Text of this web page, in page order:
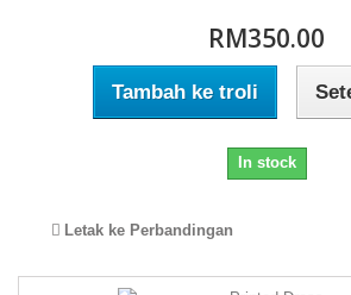
RM350.00
Tambah ke troli
In stock
Letak ke Perbandingan